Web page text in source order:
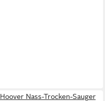
Hoover Nass-Trocken-Sauger